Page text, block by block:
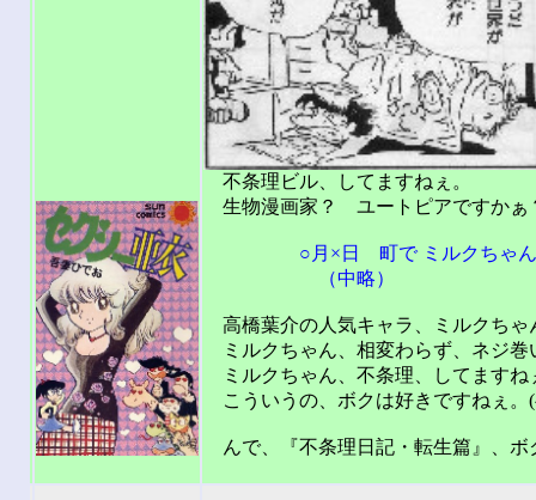
不条理ビル、してますねぇ。
生物漫画家？ ユートピアですかぁ
○月×日 町で ミルクちゃん
（中略）
高橋葉介の人気キャラ、ミルクちゃ
ミルクちゃん、相変わらず、ネジ巻
ミルクちゃん、不条理、してますね
こういうの、ボクは好きですねぇ。
んで、『不条理日記・転生篇』、ボ